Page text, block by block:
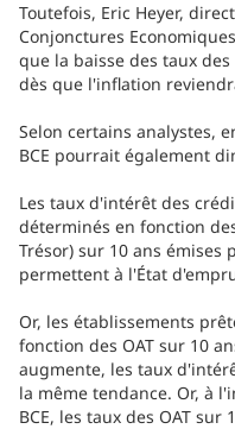
Toutefois, Eric Heyer,
Conjonctures
que la baisse des taux
dès que l'inflation
Selon certains analystes,
BCE pourrait également
Les taux d'intérêt des
déterminés en fonction
Trésor) sur 10 ans émises
permettent à l'État
Or, les établissements
fonction des OAT sur 10
augmente, les taux
la même tendance. Or, à
BCE, les taux des OAT